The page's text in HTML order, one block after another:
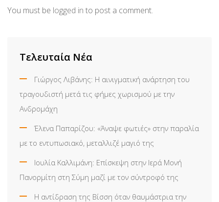
You must be logged in to post a comment.
Τελευταία Νέα
Γιώργος Λιβάνης: Η αινιγματική ανάρτηση του
τραγουδιστή μετά τις φήμες χωρισμού με την
Ανδρομάχη
Έλενα Παπαρίζου: «Άναψε φωτιές» στην παραλία
με το εντυπωσιακό, μεταλλιζέ μαγιό της
Ιουλία Καλλιμάνη: Επίσκεψη στην Ιερά Μονή
Πανορμίτη στη Σύμη μαζί με τον σύντροφό της
Η αντίδραση της Βίσση όταν θαυμάστρια την